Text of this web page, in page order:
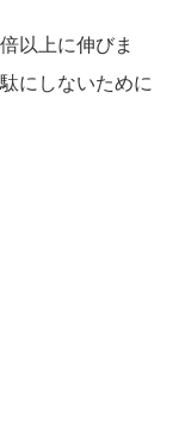
以上に伸びま
にしないために